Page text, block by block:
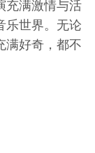
充满激情与活
乐世界。无论
满好奇，都不